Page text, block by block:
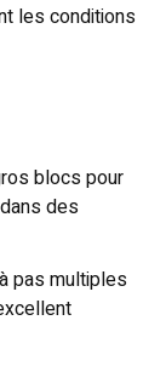
les conditions
blocs pour
des
pas multiples